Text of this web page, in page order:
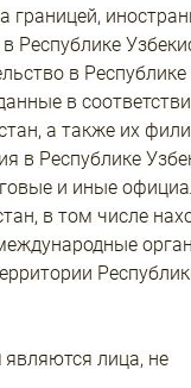
границей,
Республике
в Республике
в
а также их
в Республике
и иные
в том числе
являются лица, не